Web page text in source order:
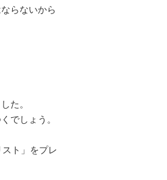
らないから
た。
でしょう。
ト」をプレ